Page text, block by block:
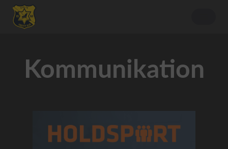
Kommunikation